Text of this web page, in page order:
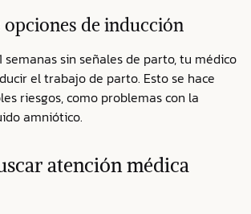
opciones de inducción
semanas sin señales de parto, tu médico
el trabajo de parto. Esto se hace
riesgos, como problemas con la
amniótico.
atención médica